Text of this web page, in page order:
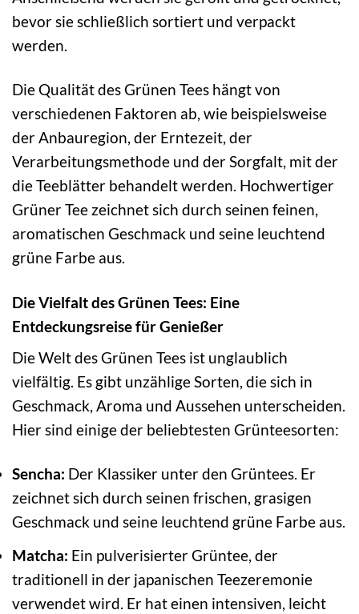
bevor sie schließlich sortiert und verpackt
werden.
Die Qualität des Grünen Tees hängt von
verschiedenen Faktoren ab, wie beispielsweise
der Anbauregion, der Erntezeit, der
Verarbeitungsmethode und der Sorgfalt, mit der
die Teeblätter behandelt werden. Hochwertiger
Grüner Tee zeichnet sich durch seinen feinen,
aromatischen Geschmack und seine leuchtend
grüne Farbe aus.
Die Vielfalt des Grünen Tees: Eine
Entdeckungsreise für Genießer
Die Welt des Grünen Tees ist unglaublich
vielfältig. Es gibt unzählige Sorten, die sich in
Geschmack, Aroma und Aussehen unterscheiden.
Hier sind einige der beliebtesten Grünteesorten:
Sencha: Der Klassiker unter den Grüntees. Er
zeichnet sich durch seinen frischen, grasigen
Geschmack und seine leuchtend grüne Farbe aus.
Matcha: Ein pulverisierter Grüntee, der
traditionell in der japanischen Teezeremonie
verwendet wird. Er hat einen intensiven, leicht